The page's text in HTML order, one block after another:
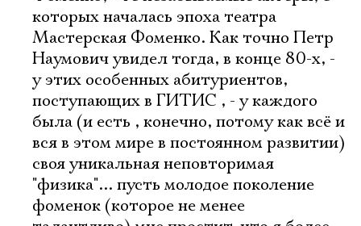
которых началась эпоха театра
Мастерская Фоменко. Как точно Петр
Наумович увидел тогда, в конце 80-х, -
у этих особенных абитуриентов,
поступающих в ГИТИС , - у каждого
была (и есть , конечно, потому как всё и
вся в этом мире в постоянном развитии)
своя уникальная неповторимая
"физика"... пусть молодое поколение
фоменок (которое не менее